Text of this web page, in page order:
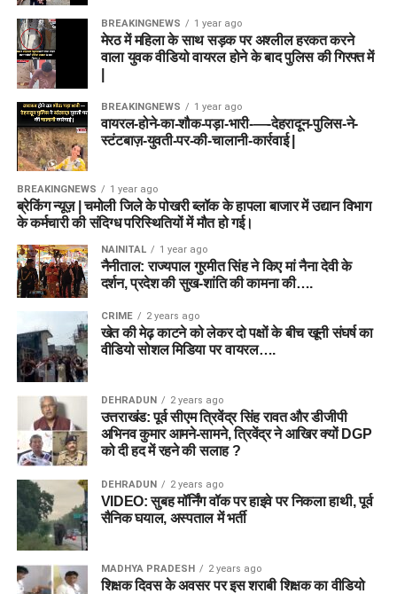
BREAKINGNEWS 1 year ago
मेरठ में महिला के साथ सड़क पर अश्लील हरकत करने
वाला युवक वीडियो वायरल होने के बाद पुलिस की गिरफ्त में
BREAKINGNEWS 1 year ago
वायरल-होने-का-शौक-पड़ा-भारी-—-देहरादून-पुलिस-ने-
स्टंटबाज़-युवती-पर-की-चालानी-कार्रवाई |
BREAKINGNEWS 1 year ago
ब्रेकिंग न्यूज़ | चमोली जिले के पोखरी ब्लॉक के हापला बाजार में उद्यान विभाग
के कर्मचारी की संदिग्ध परिस्थितियों में मौत हो गई।
NAINITAL 1 year ago
नैनीताल: राज्यपाल गुरमीत सिंह ने किए मां नैना देवी के
दर्शन, प्रदेश की सुख-शांति की कामना की….
CRIME 2 years ago
खेत की मेढ़ काटने को लेकर दो पक्षों के बीच खूनी संघर्ष का
वीडियो सोशल मिडिया पर वायरल….
DEHRADUN 2 years ago
उत्तराखंड: पूर्व सीएम त्रिवेंद्र सिंह रावत और डीजीपी
अभिनव कुमार आमने-सामने, त्रिवेंद्र ने आखिर क्यों DGP
को दी हद में रहने की सलाह ?
DEHRADUN 2 years ago
VIDEO: सुबह मॉर्निंग वॉक पर हाइवे पर निकला हाथी, पूर्व
सैनिक घयाल, अस्पताल में भर्ती
MADHYA PRADESH 2 years ago
शिक्षक दिवस के अवसर पर इस शराबी शिक्षक का वीडियो